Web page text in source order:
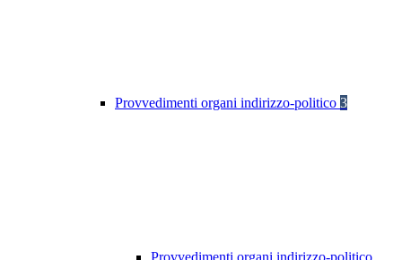
Provvedimenti organi indirizzo-politico 3